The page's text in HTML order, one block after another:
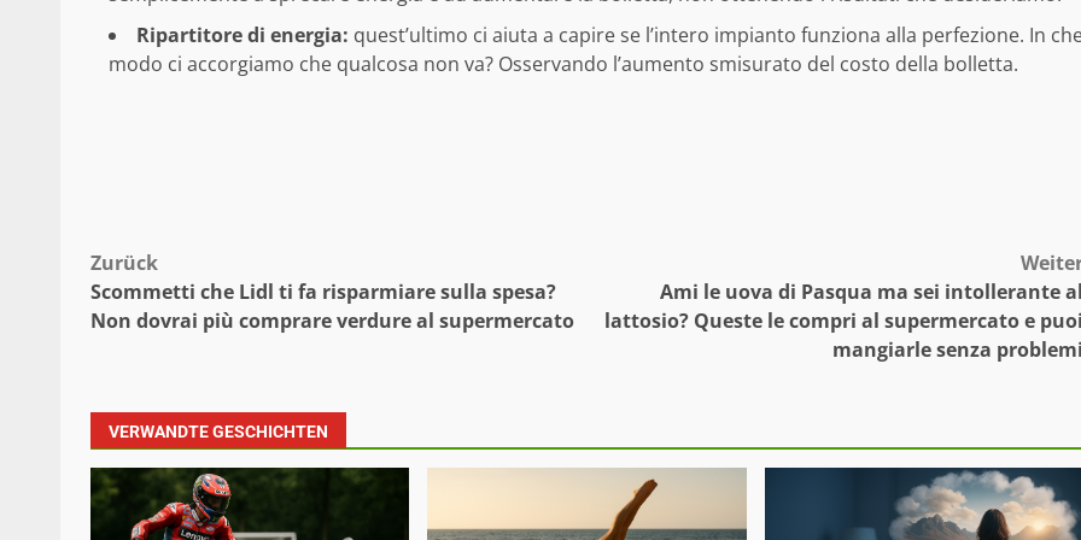
Ripartitore di energia: quest’ultimo ci aiuta a capire se l’intero impianto funziona alla perfezione. In
modo ci accorgiamo che qualcosa non va? Osservando l’aumento smisurato del costo della bolletta.
Beitragsnavigation
Zurück
Scommetti che Lidl ti fa risparmiare sulla spesa?
Non dovrai più comprare verdure al supermercato
Ami le uova di Pasqua ma sei intollerante al
lattosio? Queste le compri al supermercato e puoi
mangiarle senza problemi
VERWANDTE GESCHICHTEN